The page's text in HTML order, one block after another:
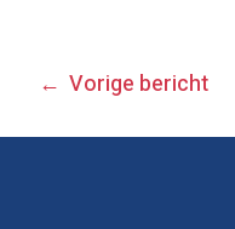
BERICHT
NAVIGATIE
Vorige bericht